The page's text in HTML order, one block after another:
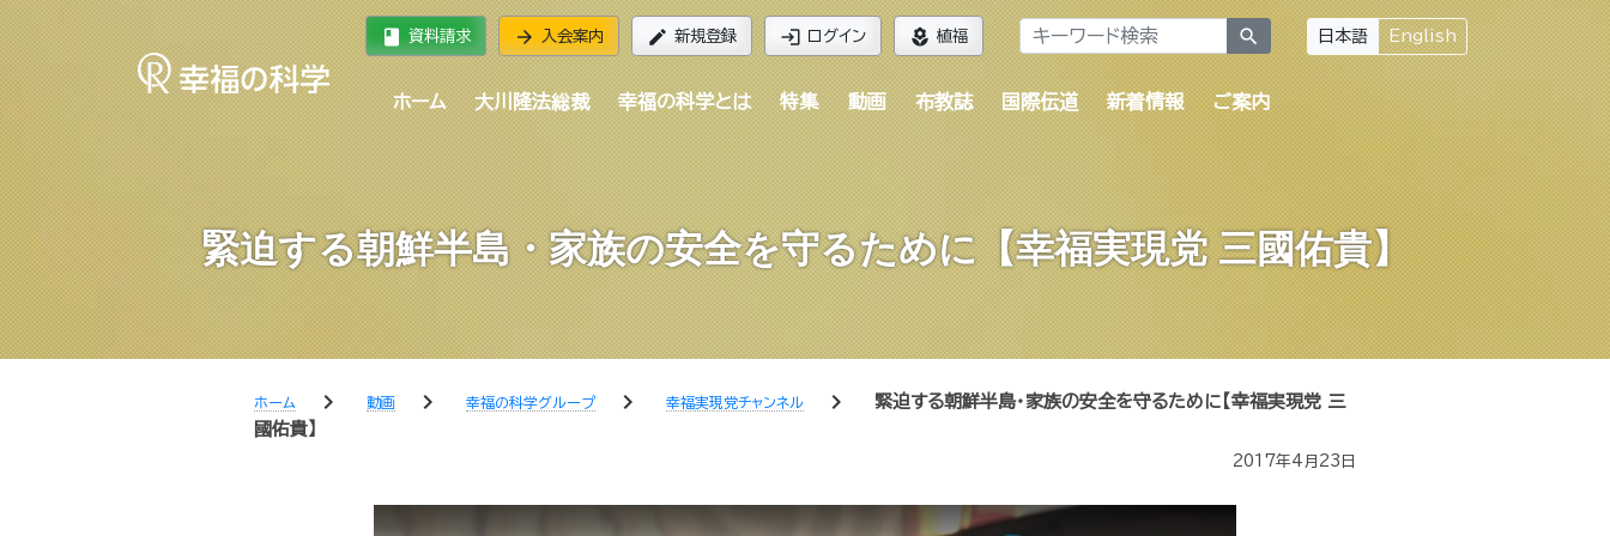
book 資料請求 arrow_forward 入会案内 edit 新規登録 login ログイン local_florist 植福 search 日本語 English
ホーム 大川隆法総裁 幸福の科学とは 特集 動画 布教誌 国際伝道 新着情報 ご案内
緊迫する朝鮮半島・家族の安全を守るために【幸福実現党 三國佑貴】
ホーム chevron_right 動画 chevron_right 幸福の科学グループ chevron_right 幸福実現党チャンネル chevron_right
緊迫する朝鮮半島・家族の安全を守るために【幸福実現党 三
國佑貴】
2017年4月23日